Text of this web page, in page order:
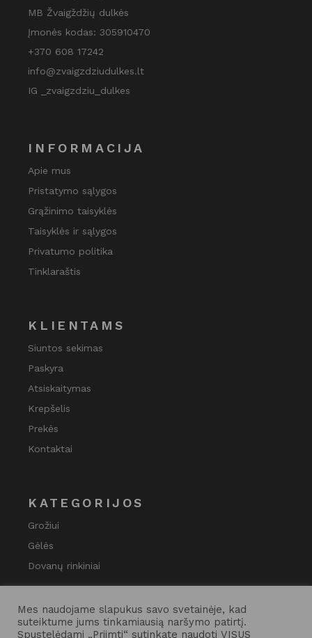
MB Žvaigždžių dulkės
Įmonės kodas: 305910470
+370 608 17242
info@zvaigzdziudulkes.lt
IG _zvaigzdziu_dulkes
INFORMACIJA
Apie mus
Pristatymo sąlygos
Grąžinimo taisyklės
Taisyklės ir sąlygos
Privatumo politika
Tinklaraštis
KLIENTAMS
Siuntos sekimas
Paskyra
Atsiskaitymas
Krepšelis
Prekės
Kontaktai
KATEGORIJOS
Grožiui
Gėlės
Dovanų rinkiniai
Mes naudojame slapukus savo svetainėje, kad
suteiktume jums tinkamiausią naršymo patirtį.
Spustelėdami „Priimti“ sutinkate naudoti VISUS